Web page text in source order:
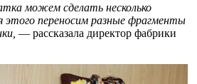
можем сделать несколько
этого переносим разные фрагменты
— рассказала директор фабрики